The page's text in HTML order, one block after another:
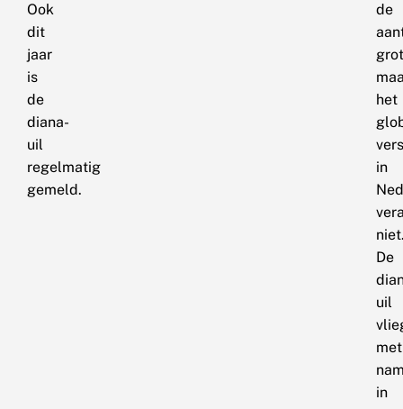
Ook
dit
jaar
is
de
diana-
uil
regelmatig
gemeld.
de
het
in
De
uil
met
in